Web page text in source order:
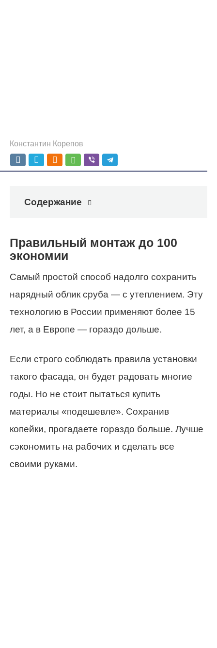
Константин Корепов
Содержание
Правильный монтаж до 100
экономии
Самый простой способ надолго сохранить
нарядный облик сруба — с утеплением. Эту
технологию в России применяют более 15
лет, а в Европе — гораздо дольше.
Если строго соблюдать правила установки
такого фасада, он будет радовать многие
годы. Но не стоит пытаться купить
материалы «подешевле». Сохранив
копейки, прогадаете гораздо больше. Лучше
сэкономить на рабочих и сделать все
своими руками.